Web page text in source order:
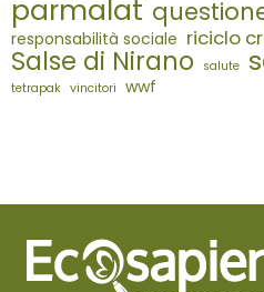
parmalat
responsabilità sociale riciclo
Salse di Nirano salute
tetrapak vincitori wwf